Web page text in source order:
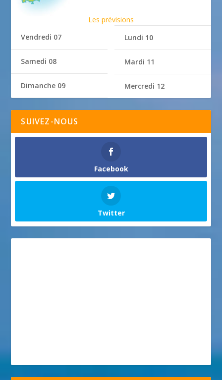
Les prévisions
Vendredi 07
Samedi 08
Dimanche 09
Lundi 10
Mardi 11
Mercredi 12
SUIVEZ-NOUS
Facebook
Twitter